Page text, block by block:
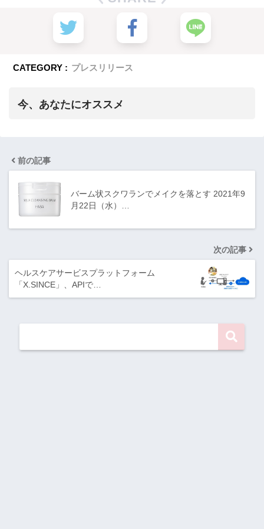
CATEGORY : プレスリリース
今、あなたにオススメ
前の記事
バーム状スクワランでメイクを落とす 2021年9
月22日（水）…
次の記事
ヘルスケアサービスプラットフォーム
「X.SINCE」、APIで…